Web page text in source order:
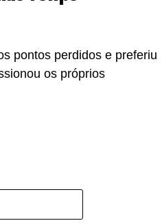
pontos perdidos e preferiu
os próprios